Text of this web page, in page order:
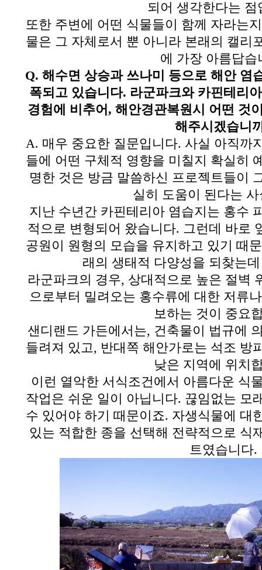
되어 생각한다는 점
또한 주변에 어떤 식물들이 함께 자라는
물은 그 자체로서 뿐 아니라 본래의 캘리
에 가장 아름답습
Q. 해수면 상승과 쓰나미 등으로 해안 염
폭되고 있습니다. 라군파크와 카핀테리
경험에 비추어, 해안경관복원시 어떤 것
해주시겠습니
A. 매우 중요한 질문입니다. 사실 아직까
들에 어떤 구체적 영향을 미칠지 확실히
명한 것은 방금 말씀하신 프로젝트들이
실히 도움이 된다는
지난 수년간 카핀테리아 염습지는 홍수
적으로 변형되어 왔습니다. 그런데 바로
공원이 원형의 모습을 유지하고 있기 때
래의 생태적 다양성을 되찾는
라군파크의 경우, 상대적으로 높은 절벽
으로부터 밀려오는 홍수류에 대한 저류
보하는 것이 중요
샌디랜드 가든에서는, 건축물이 법규에
들려져 있고, 반대쪽 해안가로는 석조 방
낮은 지역에 위치
이런 열악한 서식조건에서 아름다운 식
작업은 쉬운 일이 아닙니다. 끊임없는 모
수 있어야 하기 때문이죠. 자생식물에 대
있는 적합한 종을 선택해 전략적으로 식
트였습니다.